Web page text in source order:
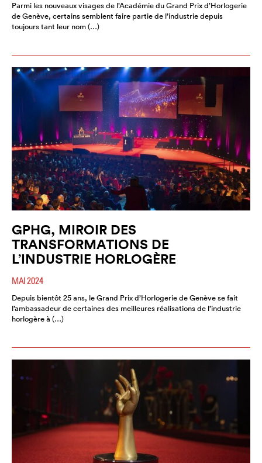
Parmi les nouveaux visages de l’Académie du Grand Prix d’Horlogerie
de Genève, certains semblent faire partie de l’industrie depuis
toujours tant leur nom (…)
GPHG, MIROIR DES
TRANSFORMATIONS DE
L’INDUSTRIE HORLOGÈRE
MAI 2024
Depuis bientôt 25 ans, le Grand Prix d’Horlogerie de Genève se fait
l’ambassadeur de certaines des meilleures réalisations de l’industrie
horlogère à (…)